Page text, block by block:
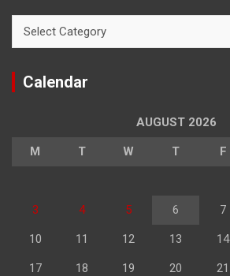
Calendar
AUGUST 2026
M T W T F
3 4 5 6 7
10 11 12 13 14
17 18 19 20 21